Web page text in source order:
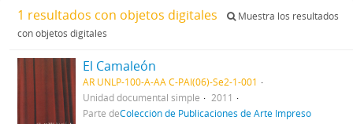
1 resultados con objetos digitales
Muestra los resultados
con objetos digitales
El Camaleón
AR UNLP-100-A-AA C-PAI(06)-Se2-1-001
Unidad documental simple
2011
Parte deColección de Publicaciones de Arte Impreso